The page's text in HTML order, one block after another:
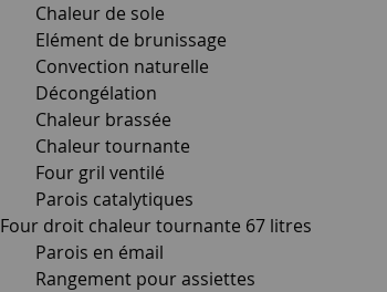
Chaleur de sole
Elément de brunissage
Convection naturelle
Décongélation
Chaleur brassée
Chaleur tournante
Four gril ventilé
Parois catalytiques
Four droit chaleur tournante 67 litres
Parois en émail
Rangement pour assiettes